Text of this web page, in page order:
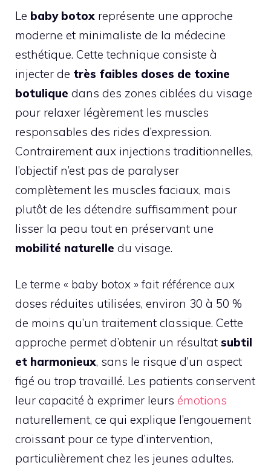
Le baby botox représente une approche
moderne et minimaliste de la médecine
esthétique. Cette technique consiste à
injecter de très faibles doses de toxine
botulique dans des zones ciblées du visage
pour relaxer légèrement les muscles
responsables des rides d’expression.
Contrairement aux injections traditionnelles,
l’objectif n’est pas de paralyser
complètement les muscles faciaux, mais
plutôt de les détendre suffisamment pour
lisser la peau tout en préservant une
mobilité naturelle du visage.
Le terme « baby botox » fait référence aux
doses réduites utilisées, environ 30 à 50 %
de moins qu’un traitement classique. Cette
approche permet d’obtenir un résultat subtil
et harmonieux, sans le risque d’un aspect
figé ou trop travaillé. Les patients conservent
leur capacité à exprimer leurs émotions
naturellement, ce qui explique l’engouement
croissant pour ce type d’intervention,
particulièrement chez les jeunes adultes.